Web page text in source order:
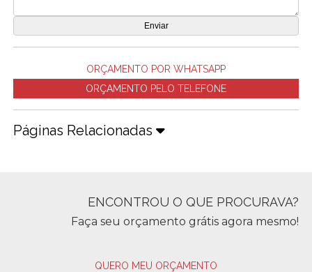
ORÇAMENTO POR WHATSAPP
ORÇAMENTO PELO TELEFONE
Páginas Relacionadas
ENCONTROU O QUE PROCURAVA?
Faça seu orçamento grátis agora mesmo!
QUERO MEU ORÇAMENTO